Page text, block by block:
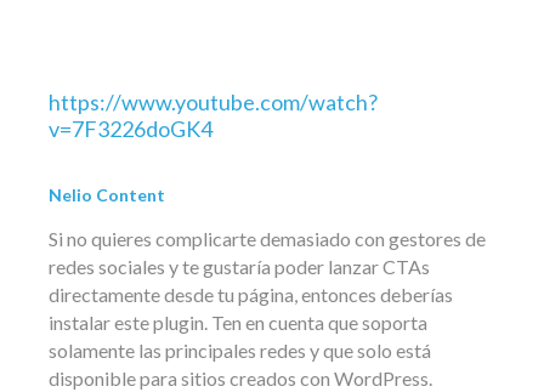
https://www.youtube.com/watch?
v=7F3226doGK4
Nelio Content
Si no quieres complicarte demasiado con gestores de
redes sociales y te gustaría poder lanzar CTAs
directamente desde tu página, entonces deberías
instalar este plugin. Ten en cuenta que soporta
solamente las principales redes y que solo está
disponible para sitios creados con WordPress.